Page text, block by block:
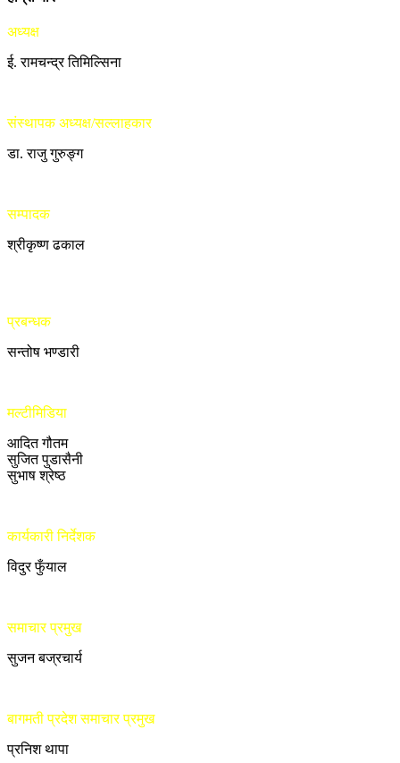
अध्यक्ष
ई. रामचन्द्र तिमिल्सिना
संस्थापक अध्यक्ष/सल्लाहकार
डा. राजु गुरुङ्ग
सम्पादक
श्रीकृष्ण ढकाल
प्रबन्धक
सन्तोष भण्डारी
मल्टीमिडिया
आदित गौतम
सुजित पुडासैनी
सुभाष श्रेष्ठ
कार्यकारी निर्देशक
विदुर फुँयाल
समाचार प्रमुख
सुजन बज्रचार्य
बागमती प्रदेश समाचार प्रमुख
प्रनिश थापा